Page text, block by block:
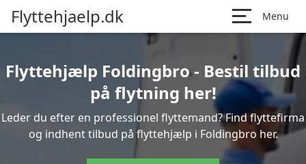
Flyttehjaelp.dk Menu
Flyttehjælp Foldingbro - Bestil tilbud
på flytning her!
Leder du efter en professionel flyttemand? Find flyttefirma
og indhent tilbud på flyttehjælp i Foldingbro her.